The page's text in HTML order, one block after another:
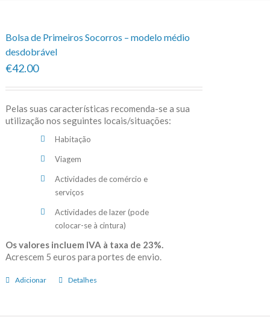
Bolsa de Primeiros Socorros – modelo médio
desdobrável
€42.00
Pelas suas características recomenda-se a sua
utilização nos seguintes locais/situações:
Habitação
Viagem
Actividades de comércio e
serviços
Actividades de lazer (pode
colocar-se à cintura)
Os valores incluem IVA à taxa de 23%.
Acrescem 5 euros para portes de envio.
Adicionar Detalhes